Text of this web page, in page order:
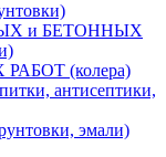
и БЕТОННЫХ
(колера)
антисептики,
эмали)